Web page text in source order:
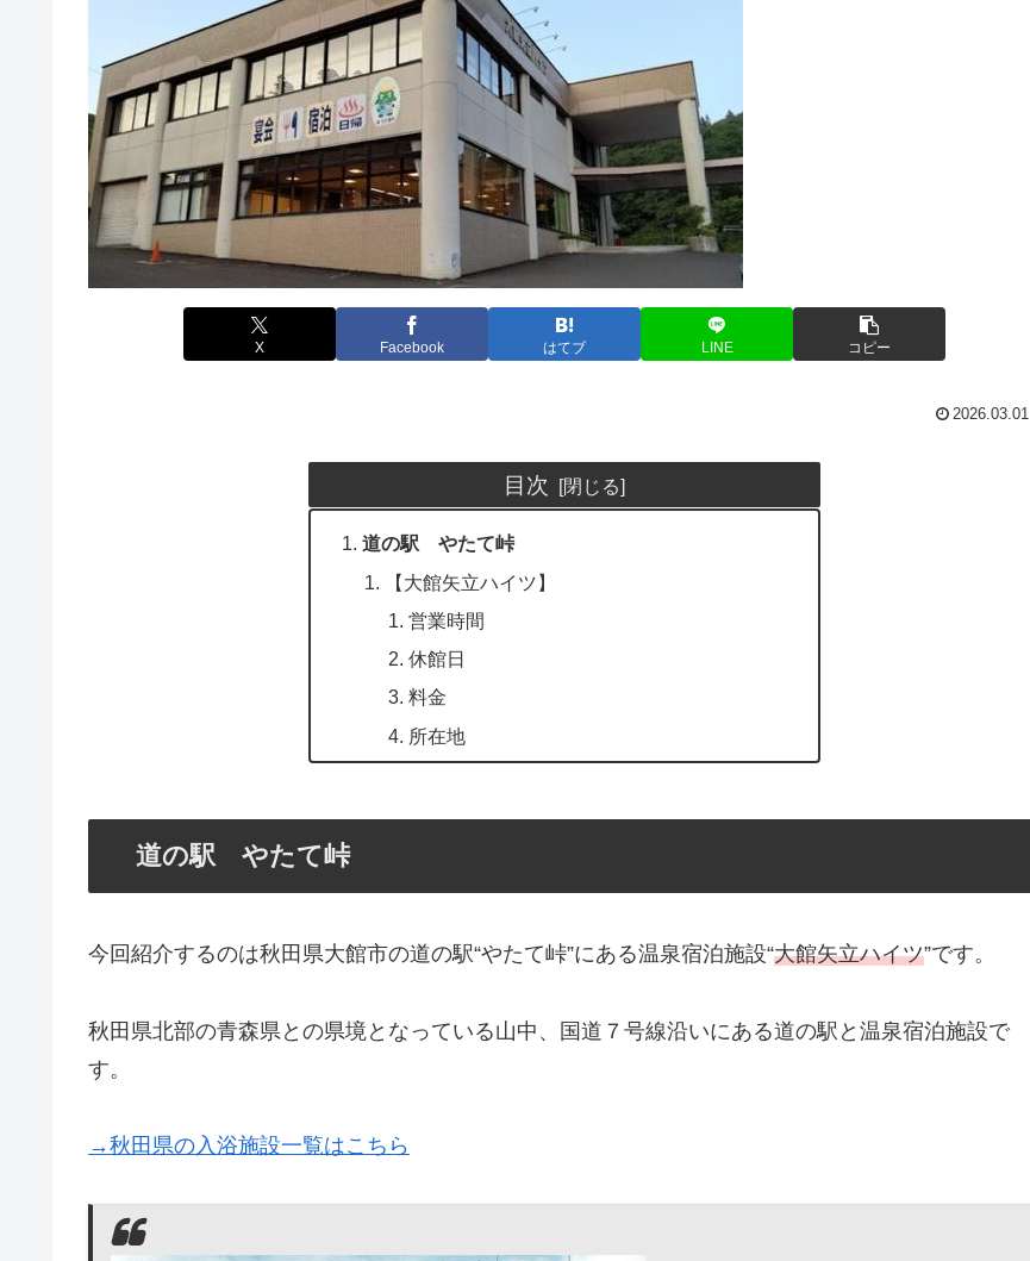
X Facebook はてブ LINE コピー
2026.03.01
目次
道の駅 やたて峠
【大館矢立ハイツ】
営業時間
休館日
料金
所在地
道の駅 やたて峠
今回紹介するのは秋田県大館市の道の駅“やたて峠”にある温泉宿泊施設“大館矢立ハイツ”です。
秋田県北部の青森県との県境となっている山中、国道７号線沿いにある道の駅と温泉宿泊施設で
す。
→秋田県の入浴施設一覧はこちら